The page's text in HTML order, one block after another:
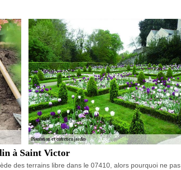
à Saint Victor
des terrains libre dans le 07410, alors pourquoi ne pas